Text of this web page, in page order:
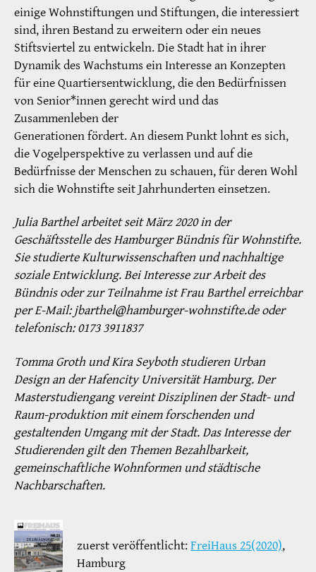
einige Wohnstiftungen und Stiftungen, die interessiert
sind, ihren Bestand zu erweitern oder ein neues
Stiftsviertel zu entwickeln. Die Stadt hat in ihrer
Dynamik des Wachstums ein Interesse an Konzepten
für eine Quartiersentwicklung, die den Bedürfnissen
von Senior*innen gerecht wird und das
Zusammenleben der
Generationen fördert. An diesem Punkt lohnt es sich,
die Vogelperspektive zu verlassen und auf die
Bedürfnisse der Menschen zu schauen, für deren Wohl
sich die Wohnstifte seit Jahrhunderten einsetzen.
Julia Barthel arbeitet seit März 2020 in der
Geschäftsstelle des Hamburger Bündnis für Wohnstifte.
Sie studierte Kulturwissenschaften und nachhaltige
soziale Entwicklung. Bei Interesse zur Arbeit des
Bündnis oder zur Teilnahme ist Frau Barthel erreichbar
per E-Mail: jbarthel@hamburger-wohnstifte.de oder
telefonisch: 0173 3911837
Tomma Groth und Kira Seyboth studieren Urban
Design an der Hafencity Universität Hamburg. Der
Masterstudiengang vereint Disziplinen der Stadt- und
Raum-produktion mit einem forschenden und
gestaltenden Umgang mit der Stadt. Das Interesse der
Studierenden gilt den Themen Bezahlbarkeit,
gemeinschaftliche Wohnformen und städtische
Nachbarschaften.
zuerst veröffentlicht:FreiHaus 25(2020),
Hamburg